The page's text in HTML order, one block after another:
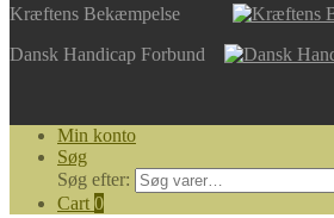
Kræftens Bekæmpelse
Dansk Handicap Forbund
Min konto
Søg
Søg efter:
Cart 0